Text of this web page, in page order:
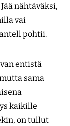
nähtäväksi,
vai
pohtii.
entistä
sama
kaikille
on tullut